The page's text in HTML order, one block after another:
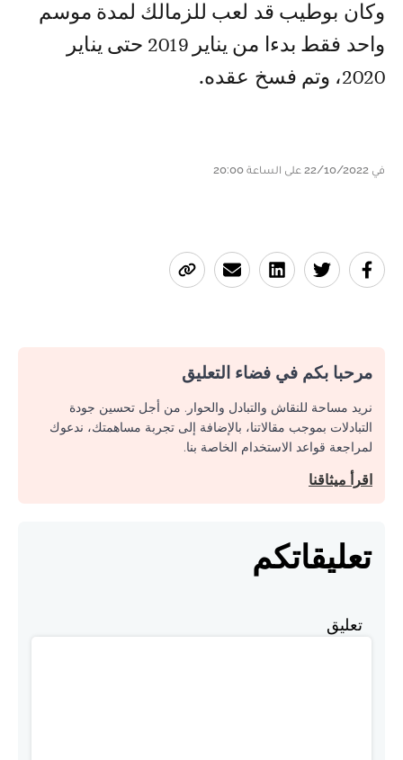
وكان بوطيب قد لعب للزمالك لمدة موسم
واحد فقط بدءا من يناير 2019 حتى يناير
2020، وتم فسخ عقده.
في 22/10/2022 على الساعة 20:00
مرحبا بكم في فضاء التعليق
نريد مساحة للنقاش والتبادل والحوار. من أجل تحسين جودة
التبادلات بموجب مقالاتنا، بالإضافة إلى تجربة مساهمتك، ندعوك
لمراجعة قواعد الاستخدام الخاصة بنا.
اقرأ ميثاقنا
تعليقاتكم
تعليق